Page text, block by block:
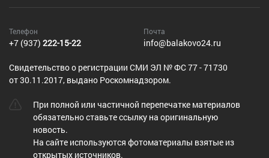
Телефон
+7 (937) 222-15-22
Почта
info@balakovo24.ru
Cвидетельство о регистрации СМИ ЭЛ № ФС 77 - 71730
от 30.11.2017, выдано Роскомнадзором.
При полной или частичной перепечатке материалов
обязательно ставьте ссылку на оригинальную
новость.
На сайте используются фотоматериалы взятые из
открытых источников.